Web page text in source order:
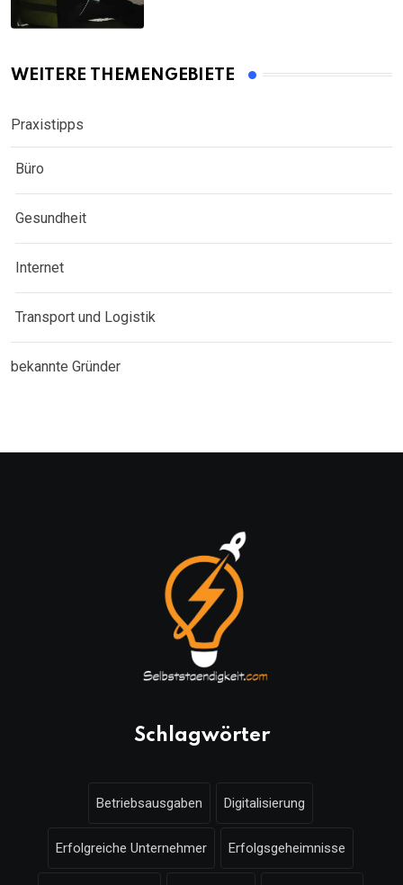
WEITERE THEMENGEBIETE
Praxistipps
Büro
Gesundheit
Internet
Transport und Logistik
bekannte Gründer
Schlagwörter
Betriebsausgaben Digitalisierung
Erfolgreiche Unternehmer Erfolgsgeheimnisse